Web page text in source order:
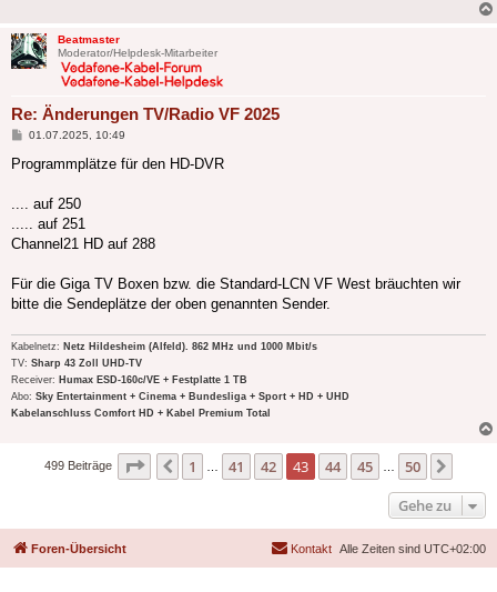
Beatmaster
Moderator/Helpdesk-Mitarbeiter
Re: Änderungen TV/Radio VF 2025
Beitrag
01.07.2025, 10:49
Programmplätze für den HD-DVR
.... auf 250
..... auf 251
Channel21 HD auf 288
Für die Giga TV Boxen bzw. die Standard-LCN VF West bräuchten wir
bitte die Sendeplätze der oben genannten Sender.
Kabelnetz: Netz Hildesheim (Alfeld). 862 MHz und 1000 Mbit/s
TV: Sharp 43 Zoll UHD-TV
Receiver: Humax ESD-160c/VE + Festplatte 1 TB
Abo: Sky Entertainment + Cinema + Bundesliga + Sport + HD + UHD
Kabelanschluss Comfort HD + Kabel Premium Total
499 Beiträge Seite 43 von50
Vorherige
1 41 42 43 44 45 50
Gehe zu
Foren-Übersicht Alle Zeiten sind UTC+02:00
Kontakt